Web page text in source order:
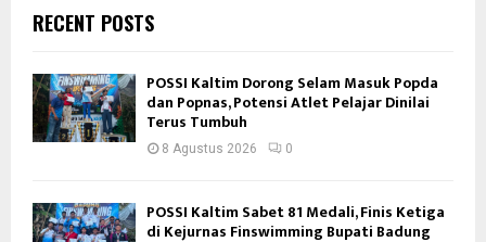
RECENT POSTS
POSSI Kaltim Dorong Selam Masuk Popda
dan Popnas, Potensi Atlet Pelajar Dinilai
Terus Tumbuh
8 Agustus 2026 0
POSSI Kaltim Sabet 81 Medali, Finis Ketiga
di Kejurnas Finswimming Bupati Badung